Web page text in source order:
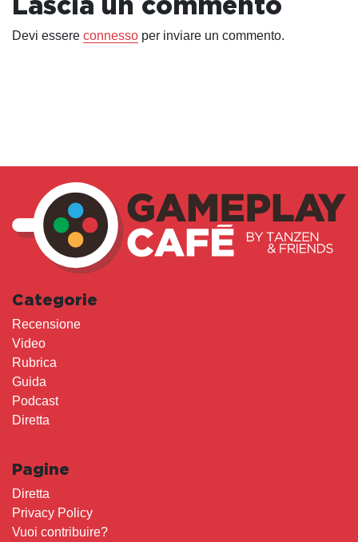
Devi essere connesso per inviare un commento.
Categorie
Recensione
Video
Rubrica
Guida
Podcast
Diretta
Pagine
Diretta
Privacy Policy
Vuoi contribuire?